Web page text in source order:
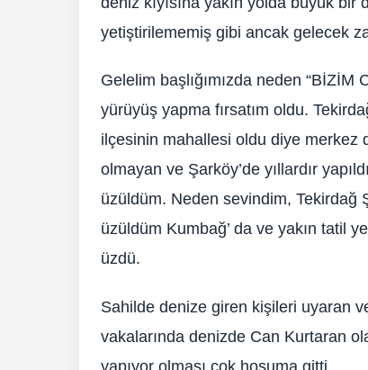
yetiştirilememiş gibi ancak gelecek
Gelelim başlığımızda neden
yürüyüş yapma fırsatım oldu.
ilçesinin mahallesi oldu diye merkez
olmayan ve Şarköy’de yıllardır
üzüldüm. Neden sevindim, Tekirdağ
üzüldüm Kumbağ’ da ve yakın tatil
üzdü.
Sahilde denize giren kişileri uyaran
vakalarında denizde Can Kurtaran